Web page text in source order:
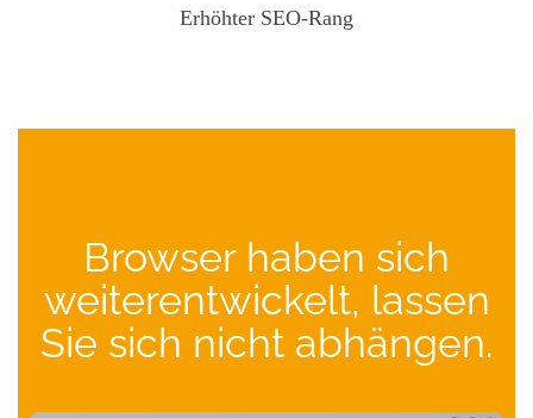
Erhöhter SEO-Rang
Browser haben sich
weiterentwickelt, lassen
Sie sich nicht abhängen.